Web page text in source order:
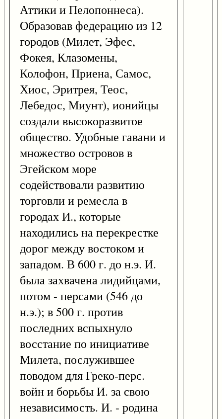
Аттики и Пелопоннеса).
Образовав федерацию из 12
городов (Милет, Эфес,
Фокея, Клазомены,
Колофон, Приена, Самос,
Хиос, Эритрея, Теос,
Лебедос, Миунт), ионийцы
создали высокоразвитое
общество. Удобные гавани и
множество островов в
Эгейском море
содействовали развитию
торговли и ремесла в
городах И., которые
находились на перекрестке
дорог между востоком и
западом. В 600 г. до н.э. И.
была захвачена лидийцами,
потом - персами (546 до
н.э.); в 500 г. против
последних вспыхнуло
восстание по инициативе
Милета, послужившее
поводом для Греко-перс.
войн и борьбы И. за свою
независимость. И. - родина